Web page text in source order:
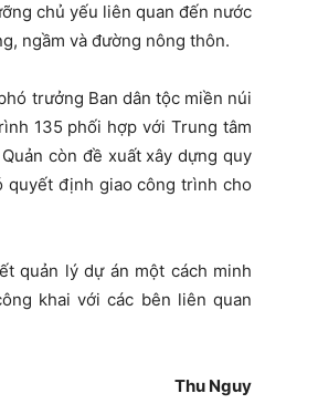
chủ yếu liên quan đến nước
ngầm và đường nông thôn.
trưởng Ban dân tộc miền núi
135 phối hợp với Trung tâm
còn đề xuất xây dựng quy
quyết định giao công trình cho
quản lý dự án một cách minh
khai với các bên liên quan
Thu Nguy